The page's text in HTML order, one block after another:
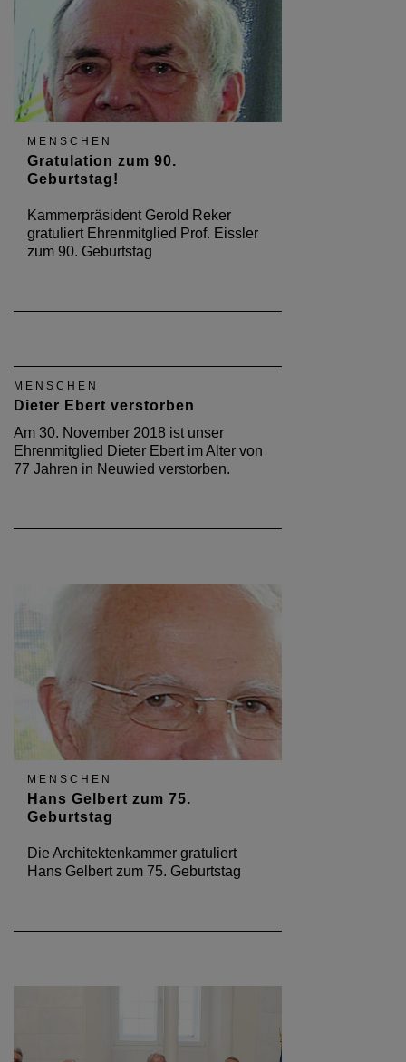
MENSCHEN
Gratulation zum 90.
Geburtstag!
Kammerpräsident Gerold Reker
gratuliert Ehrenmitglied Prof. Eissler
zum 90. Geburtstag
MENSCHEN
Dieter Ebert verstorben
Am 30. November 2018 ist unser
Ehrenmitglied Dieter Ebert im Alter von
77 Jahren in Neuwied verstorben.
MENSCHEN
Hans Gelbert zum 75.
Geburtstag
Die Architektenkammer gratuliert
Hans Gelbert zum 75. Geburtstag